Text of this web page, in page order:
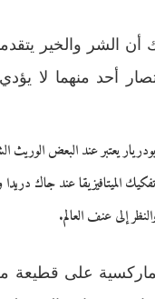
أن الشر والخير
أحد منهما لا
يعتبر عند البعض الوريث
الميتافيزيقا عند جاك دريدا
إلى عنف العالم.
على قطيعة